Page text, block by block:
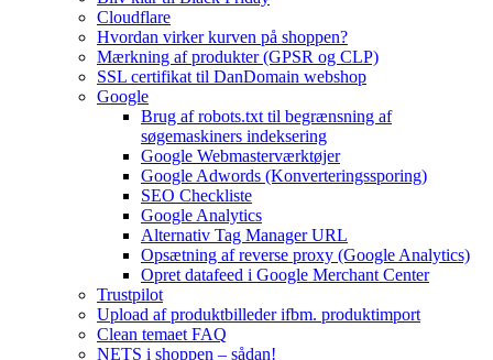
Cloudflare
Hvordan virker kurven på shoppen?
Mærkning af produkter (GPSR og CLP)
SSL certifikat til DanDomain webshop
Google
Brug af robots.txt til begrænsning af
søgemaskiners indeksering
Google Webmasterværktøjer
Google Adwords (Konverteringssporing)
SEO Checkliste
Google Analytics
Alternativ Tag Manager URL
Opsætning af reverse proxy (Google Analytics)
Opret datafeed i Google Merchant Center
Trustpilot
Upload af produktbilleder ifbm. produktimport
Clean temaet FAQ
NETS i shoppen – sådan!